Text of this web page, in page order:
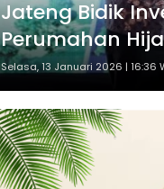
Jateng Bidik
Perumahan
Selasa, 13 Januari 2026 | 16:36